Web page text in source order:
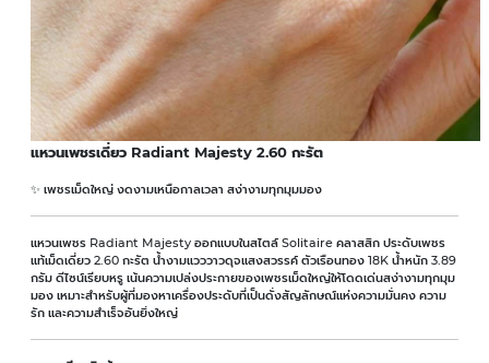
แหวนเพชรเดี่ยว Radiant Majesty 2.60 กะรัต
✨ เพชรเม็ดใหญ่ งดงามเหนือกาลเวลา สง่างามทุกมุมมอง
แหวนเพชร Radiant Majesty ออกแบบในสไตล์ Solitaire คลาสสิก ประดับเพชร
แท้เม็ดเดี่ยว 2.60 กะรัต น้ำงามแวววาวดุจแสงสวรรค์ ตัวเรือนทอง 18K น้ำหนัก 3.89
กรัม ดีไซน์เรียบหรู เน้นความเปล่งประกายของเพชรเม็ดใหญ่ให้โดดเด่นสง่างามทุกมุม
มอง เหมาะสำหรับผู้ที่มองหาเครื่องประดับที่เป็นดั่งสัญลักษณ์แห่งความมั่นคง ความ
รัก และความสำเร็จอันยิ่งใหญ่